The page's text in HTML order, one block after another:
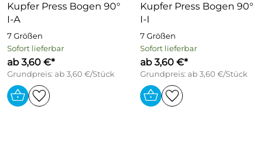
Kupfer Press Bogen 90°
I-A
7 Größen
Sofort lieferbar
ab 3,60 €*
Grundpreis: ab 3,60 €/Stück
Kupfer Press Bogen 90°
I-I
7 Größen
Sofort lieferbar
ab 3,60 €*
Grundpreis: ab 3,60 €/Stück